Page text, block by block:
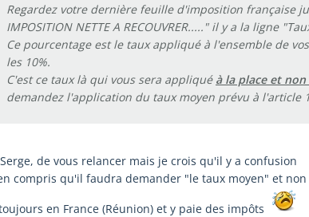
Regardez votre dernière feuille d'imposition française
IMPOSITION NETTE A RECOUVRER....." il y a la ligne
Ce pourcentage est le taux appliqué à l'ensemble de
les 10%.
C'est ce taux là qui vous sera appliqué à la place et
demandez l'application du taux moyen prévu à l'article
de vous relancer mais je crois qu'il y a confusion
compris qu'il faudra demander "le taux moyen" et
en France (Réunion) et y paie des impôts